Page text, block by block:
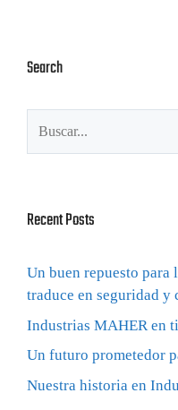
Search
Recent Posts
Un buen repuesto para
traduce en seguridad y
Industrias MAHER en
Un futuro prometedor
Nuestra historia en